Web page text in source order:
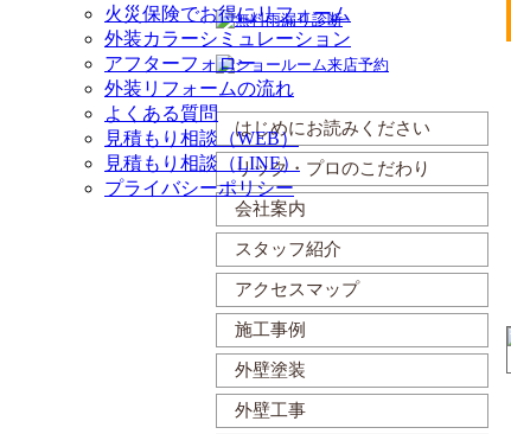
火災保険でお得にリフォーム
外装カラーシミュレーション
アフターフォロー
外装リフォームの流れ
よくある質問
見積もり相談（WEB）
見積もり相談（LINE）
プライバシーポリシー
はじめにお読みください
リック・プロのこだわり
会社案内
スタッフ紹介
アクセスマップ
施工事例
外壁塗装
外壁工事